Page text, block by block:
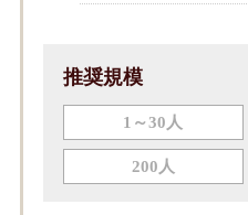
推奨規模
1～30人
200人